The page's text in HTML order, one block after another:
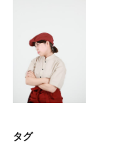
タグ